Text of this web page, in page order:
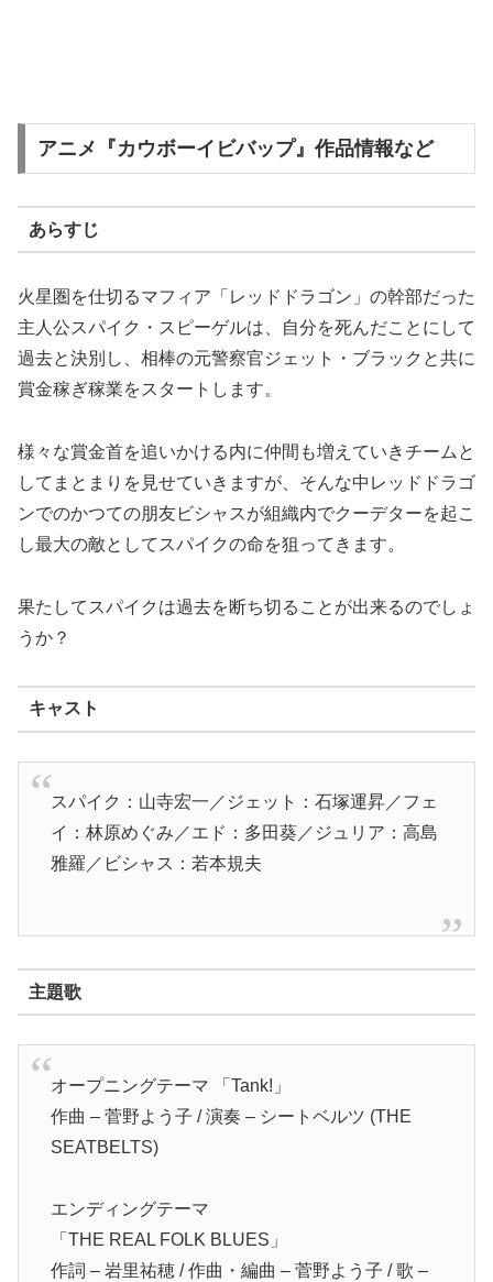
アニメ『カウボーイビバップ』作品情報など
あらすじ
火星圏を仕切るマフィア「レッドドラゴン」の幹部だった
主人公スパイク・スピーゲルは、自分を死んだことにして
過去と決別し、相棒の元警察官ジェット・ブラックと共に
賞金稼ぎ稼業をスタートします。
様々な賞金首を追いかける内に仲間も増えていきチームと
してまとまりを見せていきますが、そんな中レッドドラゴ
ンでのかつての朋友ビシャスが組織内でクーデターを起こ
し最大の敵としてスパイクの命を狙ってきます。
果たしてスパイクは過去を断ち切ることが出来るのでしょ
うか？
キャスト
スパイク：山寺宏一／ジェット：石塚運昇／フェ
イ：林原めぐみ／エド：多田葵／ジュリア：高島
雅羅／ビシャス：若本規夫
主題歌
オープニングテーマ 「Tank!」
作曲 – 菅野よう子 / 演奏 – シートベルツ (THE
SEATBELTS)
エンディングテーマ
「THE REAL FOLK BLUES」
作詞 – 岩里祐穂 / 作曲・編曲 – 菅野よう子 / 歌 –